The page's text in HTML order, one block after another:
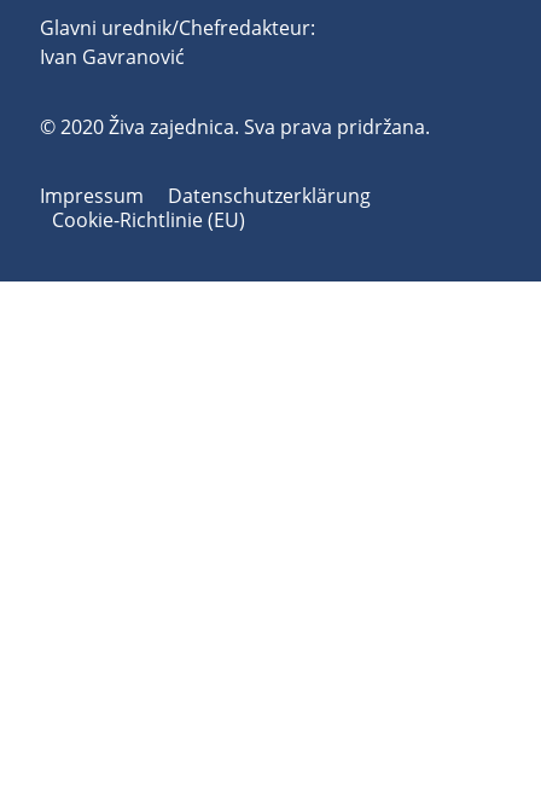
Glavni urednik/Chefredakteur:
Ivan Gavranović
© 2020 Živa zajednica. Sva prava pridržana.
Impressum
Datenschutzerklärung
Cookie-Richtlinie (EU)